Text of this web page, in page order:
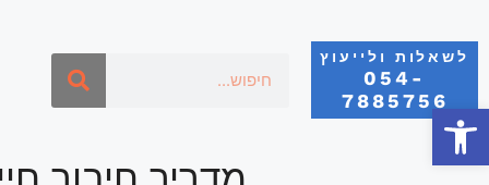
פתח סרגל נגישות
לשאלות ולייעוץ
054-
7885756